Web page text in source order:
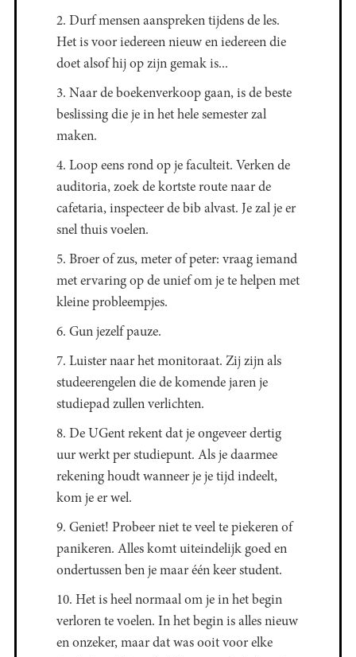
2. Durf mensen aanspreken tijdens de les.
Het is voor iedereen nieuw en iedereen die
doet alsof hij op zijn gemak is...
3. Naar de boekenverkoop gaan, is de beste
beslissing die je in het hele semester zal
maken.
4. Loop eens rond op je faculteit. Verken de
auditoria, zoek de kortste route naar de
cafetaria, inspecteer de bib alvast. Je zal je er
snel thuis voelen.
5. Broer of zus, meter of peter: vraag iemand
met ervaring op de unief om je te helpen met
kleine probleempjes.
6. Gun jezelf pauze.
7. Luister naar het monitoraat. Zij zijn als
studeerengelen die de komende jaren je
studiepad zullen verlichten.
8. De UGent rekent dat je ongeveer dertig
uur werkt per studiepunt. Als je daarmee
rekening houdt wanneer je je tijd indeelt,
kom je er wel.
9. Geniet! Probeer niet te veel te piekeren of
panikeren. Alles komt uiteindelijk goed en
ondertussen ben je maar één keer student.
10. Het is heel normaal om je in het begin
verloren te voelen. In het begin is alles nieuw
en onzeker, maar dat was ooit voor elke